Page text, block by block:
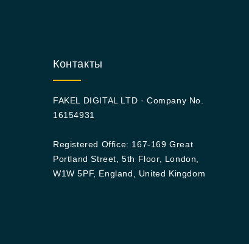
Контакты
FAKEL DIGITAL LTD · Company No.
16154931
Registered Office: 167-169 Great
Portland Street, 5th Floor, London,
W1W 5PF, England, United Kingdom